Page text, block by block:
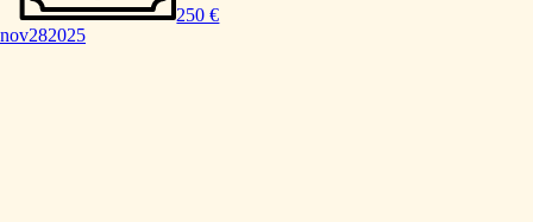
250 €
nov282025